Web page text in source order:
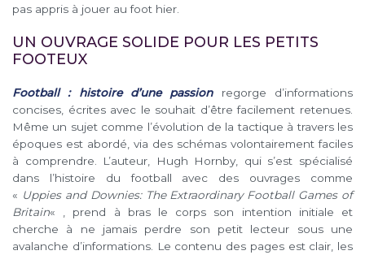
pas appris à jouer au foot hier.
UN OUVRAGE SOLIDE POUR LES PETITS
FOOTEUX
Football : histoire d’une passionregorge d’informations
concises, écrites avec le souhait d’être facilement retenues.
Même un sujet comme l’évolution de la tactique à travers les
époques est abordé, via des schémas volontairement faciles
à comprendre. L’auteur, Hugh Hornby, qui s’est spécialisé
dans l’histoire du football avec des ouvrages comme
« Uppies and Downies: The Extraordinary Football Games of
Britain« , prend à bras le corps son intention initiale et
cherche à ne jamais perdre son petit lecteur sous une
avalanche d’informations. Le contenu des pages est clair, les